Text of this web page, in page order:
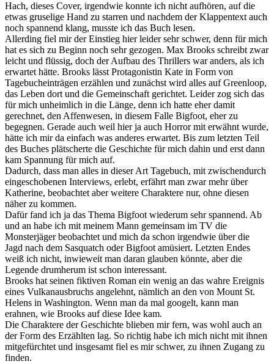
Hach, dieses Cover, irgendwie konnte ich nicht aufhören, auf die
etwas gruselige Hand zu starren und nachdem der Klappentext auch
noch spannend klang, musste ich das Buch lesen.
Allerding fiel mir der Einstieg hier leider sehr schwer, denn für mich
hat es sich zu Beginn noch sehr gezogen. Max Brooks schreibt zwar
leicht und flüssig, doch der Aufbau des Thrillers war anders, als ich
erwartet hätte. Brooks lässt Protagonistin Kate in Form von
Tagebucheinträgen erzählen und zunächst wird alles auf Greenloop,
das Leben dort und die Gemeinschaft gerichtet. Leider zog sich das
für mich unheimlich in die Länge, denn ich hatte eher damit
gerechnet, den Affenwesen, in diesem Falle Bigfoot, eher zu
begegnen. Gerade auch weil hier ja auch Horror mit erwähnt wurde,
hätte ich mir da einfach was anderes erwartet. Bis zum letzten Teil
des Buches plätscherte die Geschichte für mich dahin und erst dann
kam Spannung für mich auf.
Dadurch, dass man alles in dieser Art Tagebuch, mit zwischendurch
eingeschobenen Interviews, erlebt, erfährt man zwar mehr über
Katherine, beobachtet aber weitere Charaktere nur, ohne diesen
näher zu kommen.
Dafür fand ich ja das Thema Bigfoot wiederum sehr spannend. Ab
und an habe ich mit meinem Mann gemeinsam im TV die
Monsterjäger beobachtet und mich da schon irgendwie über die
Jagd nach dem Sasquatch oder Bigfoot amüsiert. Letzten Endes
weiß ich nicht, inwieweit man daran glauben könnte, aber die
Legende drumherum ist schon interessant.
Brooks hat seinen fiktiven Roman ein wenig an das wahre Ereignis
eines Vulkanausbruchs angelehnt, nämlich an den von Mount St.
Helens in Washington. Wenn man da mal googelt, kann man
erahnen, wie Brooks auf diese Idee kam.
Die Charaktere der Geschichte blieben mir fern, was wohl auch an
der Form des Erzählten lag. So richtig habe ich mich nicht mit ihnen
mitgefürchtet und insgesamt fiel es mir schwer, zu ihnen Zugang zu
finden.